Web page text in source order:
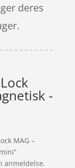
deres
-
MAG –
anmeldelse.